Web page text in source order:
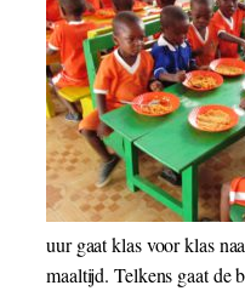
uur gaat klas voor klas
maaltijd. Telkens gaat de